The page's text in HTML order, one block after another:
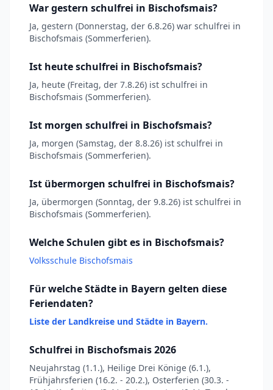
War gestern schulfrei in Bischofsmais?
Ja, gestern (Donnerstag, der 6.8.26) war schulfrei in
Bischofsmais (Sommerferien).
Ist heute schulfrei in Bischofsmais?
Ja, heute (Freitag, der 7.8.26) ist schulfrei in
Bischofsmais (Sommerferien).
Ist morgen schulfrei in Bischofsmais?
Ja, morgen (Samstag, der 8.8.26) ist schulfrei in
Bischofsmais (Sommerferien).
Ist übermorgen schulfrei in Bischofsmais?
Ja, übermorgen (Sonntag, der 9.8.26) ist schulfrei in
Bischofsmais (Sommerferien).
Welche Schulen gibt es in Bischofsmais?
Volksschule Bischofsmais
Für welche Städte in Bayern gelten diese
Feriendaten?
Liste der Landkreise und Städte in Bayern.
Schulfrei in Bischofsmais 2026
Neujahrstag (1.1.), Heilige Drei Könige (6.1.),
Frühjahrsferien (16.2. - 20.2.), Osterferien (30.3. -